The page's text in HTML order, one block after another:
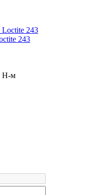
243
Н-м